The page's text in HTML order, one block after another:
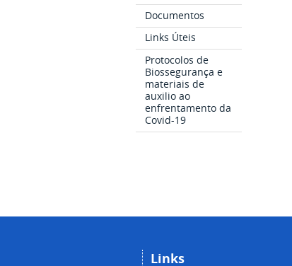
Documentos
Links Úteis
Protocolos de
Biossegurança e
materiais de
auxilio ao
enfrentamento da
Covid-19
Links